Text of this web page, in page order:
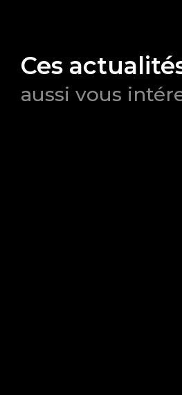
Ces
aussi vous